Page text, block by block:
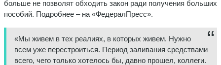
больше не позволят обходить закон ради получения больших
пособий. Подробнее – на «ФедералПресс».
«Мы живем в тех реалиях, в которых живем. Нужно
всем уже перестроиться. Период заливания средствами
всего, чего только хотелось бы, давно прошел, коллеги.